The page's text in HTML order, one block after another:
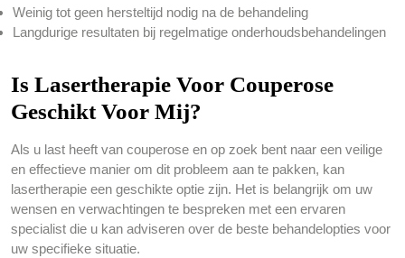
Weinig tot geen hersteltijd nodig na de behandeling
Langdurige resultaten bij regelmatige onderhoudsbehandelingen
Is Lasertherapie Voor Couperose
Geschikt Voor Mij?
Als u last heeft van couperose en op zoek bent naar een veilige
en effectieve manier om dit probleem aan te pakken, kan
lasertherapie een geschikte optie zijn. Het is belangrijk om uw
wensen en verwachtingen te bespreken met een ervaren
specialist die u kan adviseren over de beste behandelopties voor
uw specifieke situatie.